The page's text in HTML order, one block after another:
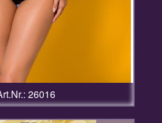
26016